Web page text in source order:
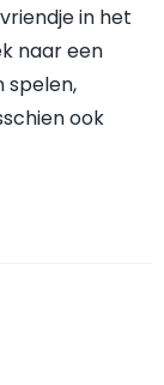
in het
naar een
spelen,
ook